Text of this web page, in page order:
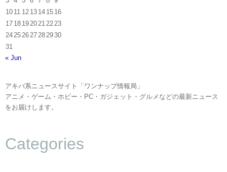
10 11 12 13 14 15 16
17 18 19 20 21 22 23
24 25 26 27 28 2930
31
« Jun
アキバ系ニュースサイト「ワンナップ情報局」
アニメ・ゲーム・ホビー・PC・ガジェット・グルメなどの最新ニュース
をお届けします。
Categories